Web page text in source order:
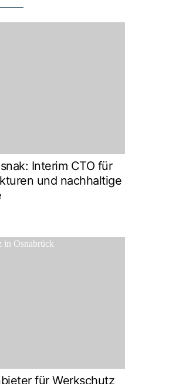
Interim CTO für
und nachhaltige
für Werkschutz